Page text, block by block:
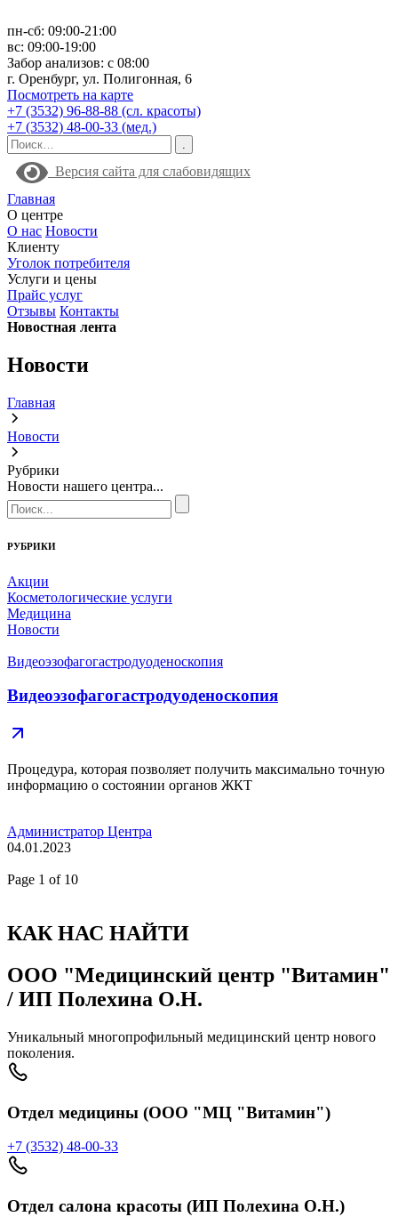
пн-сб: 09:00-21:00
вс: 09:00-19:00
Забор анализов: с 08:00
г. Оренбург, ул. Полигонная, 6
Посмотреть на карте
+7 (3532) 96-88-88 (сл. красоты)
+7 (3532) 48-00-33 (мед.)
Версия сайта для слабовидящих
Главная
О центре
О нас Новости
Клиенту
Уголок потребителя
Услуги и цены
Прайс услуг
Отзывы Контакты
Новостная лента
Новости
Главная
Новости
Рубрики
Новости нашего центра...
РУБРИКИ
Акции
Косметологические услуги
Медицина
Новости
Видеоэзофагогастродуоденоскопия
Видеоэзофагогастродуоденоскопия
Процедура, которая позволяет получить максимально точную
информацию о состоянии органов ЖКТ
Администратор Центра
04.01.2023
Page 1 of 10
КАК НАС НАЙТИ
ООО "Медицинский центр "Витамин"
/ ИП Полехина О.Н.
Уникальный многопрофильный медицинский центр нового
поколения.
Отдел медицины (ООО "МЦ "Витамин")
+7 (3532) 48-00-33
Отдел салона красоты (ИП Полехина О.Н.)